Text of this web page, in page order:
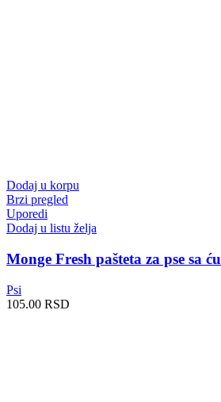
Dodaj u korpu
Brzi pregled
Uporedi
Dodaj u listu želja
Monge Fresh pašteta za pse sa
Psi
105.00 RSD